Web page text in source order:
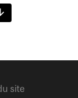
site